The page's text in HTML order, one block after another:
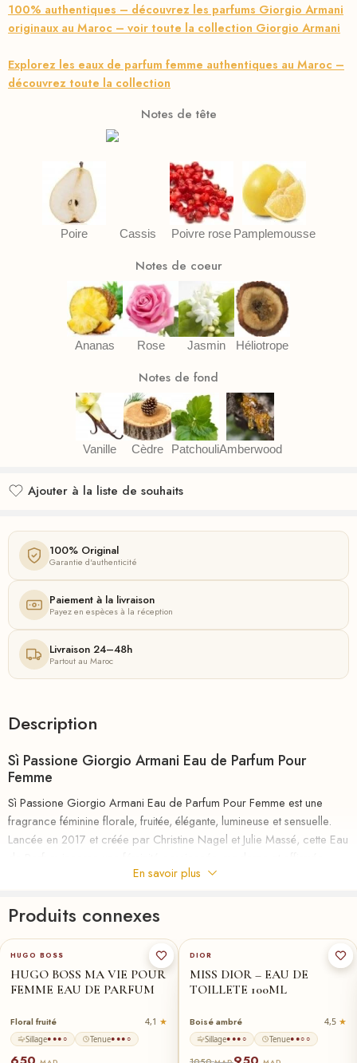
100% authentiques – découvrez les parfums Giorgio Armani
originaux au Maroc – voir toute la collection Giorgio Armani
Explorez les eaux de parfum femme authentiques au Maroc –
découvrez toute la collection
Notes de tête
Poire Cassis Poivre rose Pamplemousse
Notes de coeur
Ananas Rose Jasmin Héliotrope
Notes de fond
Vanille Cèdre PatchouliAmberwood
Ajouter à la liste de souhaits
100% Original
Garantie d'authenticité
Paiement à la livraison
Payez en espèces à la réception
Livraison 24–48h
Partout au Maroc
Description
Sì Passione Giorgio Armani Eau de Parfum Pour
Femme
Sì Passione Giorgio Armani Eau de Parfum Pour Femme est une
fragrance féminine florale, fruitée, élégante, lumineuse et sensuelle.
Lancée en 2017 et créée par Christine Nagel et Julie Massé, cette Eau
avec une signature autour de la poire, du cassis, du poivre rose, de
l’Amberwood.
Poire, Cassis, Poivre rose et Pamplemousse.
Les notes de cœur sont Ananas, Rose, Jasmin et Héliotrope
Les notes de fond sont Vanille, Cèdre, Patchouli et Amberwood.
Parfum Sì Passione Giorgio Armani au Maroc
En savoir plus
Produits connexes
75-ml★
HUGO BOSS
HUGO BOSS MA VIE POUR
FEMME EAU DE PARFUM
Floral fruité 4,1
Sillage●●●○ Tenue●●●○
DIOR
MISS DIOR – EAU DE
TOILLETE 100ML
Boisé ambré 4,5
Sillage●●●○ Tenue●●○○